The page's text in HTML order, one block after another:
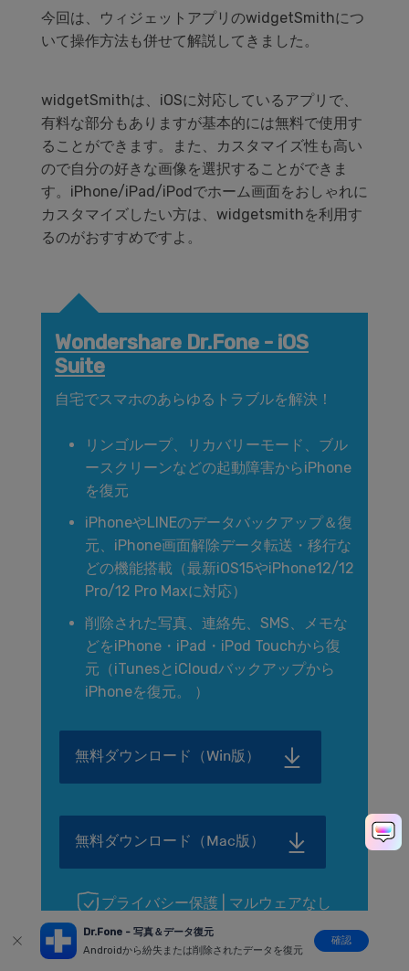
Dr.Fone - 写真＆データ復元
Androidから紛失または削除されたデータを復元
確認
今回は、ウィジェットアプリのwidgetSmithにつ
いて操作方法も併せて解説してきました。
widgetSmithは、iOSに対応しているアプリで、
有料な部分もありますが基本的には無料で使用す
ることができます。また、カスタマイズ性も高い
ので自分の好きな画像を選択することができま
す。iPhone/iPad/iPodでホーム画面をおしゃれに
カスタマイズしたい方は、widgetsmithを利用す
るのがおすすめですよ。
Wondershare Dr.Fone - iOS
Suite
自宅でスマホのあらゆるトラブルを解決！
リンゴループ、リカバリーモード、ブル
ースクリーンなどの起動障害からiPhone
を復元
iPhoneやLINEのデータバックアップ＆復
元、iPhone画面解除データ転送・移行な
どの機能搭載（最新iOS15やiPhone12/12
Pro/12 Pro Maxに対応）
削除された写真、連絡先、SMS、メモな
どをiPhone・iPad・iPod Touchから復
元（iTunesとiCloudバックアップから
iPhoneを復元。 ）
無料ダウンロード（Win版）
無料ダウンロード（Mac版）
プライバシー保護 | マルウェアなし